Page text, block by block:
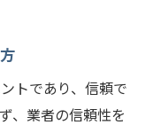
トであり、信頼で
、業者の信頼性を